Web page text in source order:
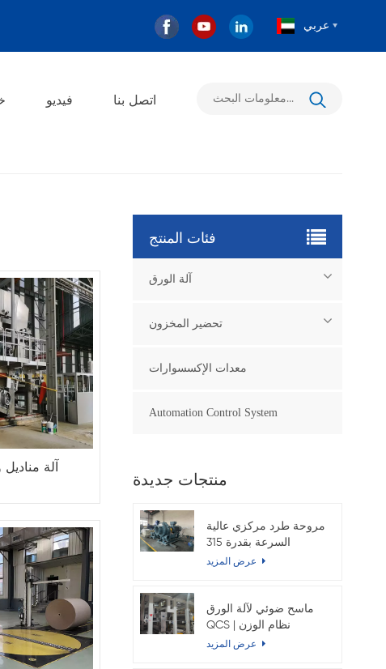
عربي
فيديو اتصل بنا
فئات المنتج
آلة الورق
تحضير المخزون
معدات الإكسسوارات
Automation Control System
منتجات جديدة
مروحة طرد مركزي عالية
السرعة بقدرة 315
كيلوواط لماكينة ورق
ماسح ضوئي لآلة الورق
QCS | نظام الوزن
والرطوبة الأساسي عبر